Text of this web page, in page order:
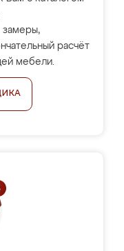
замеры,
расчёт
мебели.